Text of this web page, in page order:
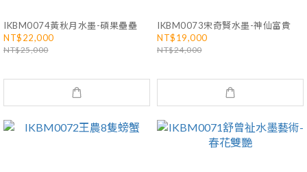
IKBM0074黃秋月水墨-碩果壘壘
NT$22,000
NT$25,000
IKBM0073宋奇賢水墨-神仙富貴
NT$19,000
NT$24,000